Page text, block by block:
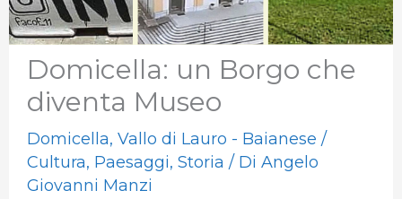
Domicella: un Borgo che
diventa Museo​
Domicella, Vallo di Lauro - Baianese /
Cultura, Paesaggi, Storia / Di Angelo
Giovanni Manzi